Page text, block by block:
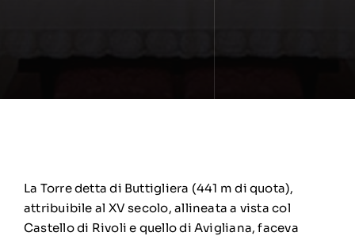
La Torre detta di Buttigliera (441 m di quota),
attribuibile al XV secolo, allineata a vista col
Castello di Rivoli e quello di Avigliana, faceva